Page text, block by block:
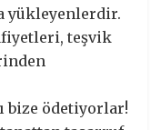
yükleyenlerdir.
teşvik
bize ödetiyorlar!